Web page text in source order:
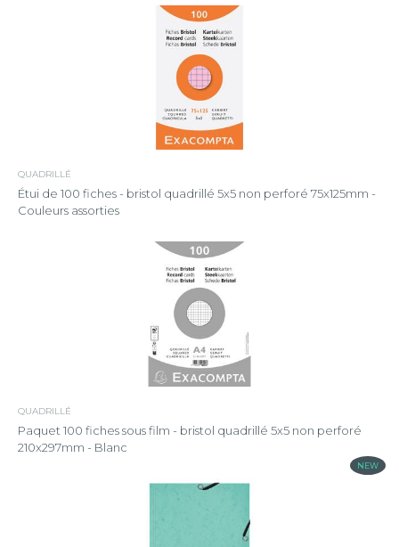
QUADRILLÉ
Étui de 100 fiches - bristol quadrillé 5x5 non perforé 75x125mm -
Couleurs assorties
QUADRILLÉ
Paquet 100 fiches sous film - bristol quadrillé 5x5 non perforé
210x297mm - Blanc
NEW